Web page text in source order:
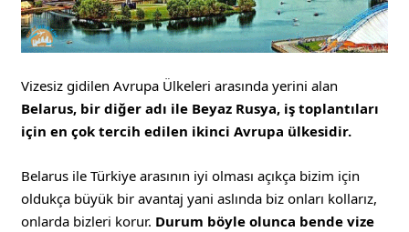
Vizesiz gidilen Avrupa Ülkeleri arasında yerini alan
Belarus, bir diğer adı ile Beyaz Rusya, iş toplantıları
için en çok tercih edilen ikinci Avrupa ülkesidir.
Belarus ile Türkiye arasının iyi olması açıkça bizim için
oldukça büyük bir avantaj yani aslında biz onları kollarız,
onlarda bizleri korur. Durum böyle olunca bende vize